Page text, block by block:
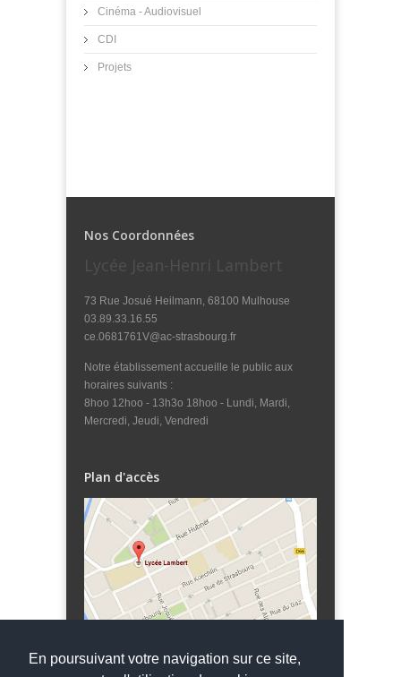
En poursuivant votre navigation sur ce site,
Cinéma - Audiovisuel
CDI
Projets
Nos Coordonnées
Lycée Jean-Henri Lambert
73 Rue Josué Heilmann, 68100 Mulhouse
03.89.33.16.55
ce.0681761V@ac-strasbourg.fr
Notre établissement accueille le public aux
horaires suivants :
8hoo 12hoo - 13h3o 18hoo - Lundi, Mardi,
Mercredi, Jeudi, Vendredi
Plan d'accès